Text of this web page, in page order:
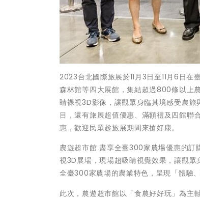
2023台北國際旅展於11月3日至11月6日
森林館等四大展館，集結超過800條以上
睛裸視3D影像，讓觀眾身臨其境感受農
目，還有旅展超值優惠、滿額禮及四館聯
惠，歡迎民眾趁旅展期間來搶好康。
農遊超市館 盡享全臺300家農場優惠的
視3D展場，現場超吸睛視覺效果，讓觀
全臺300家農場的農業特色，呈現「體驗
此次，農遊超市館以「食農好好玩」為主